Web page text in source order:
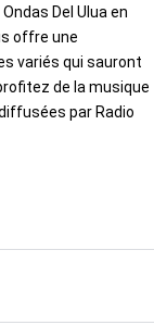
Del Ulua en
offre une
variés qui sauront
de la musique
par Radio